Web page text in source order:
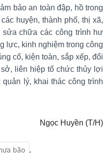
bảo an toàn đập, hồ trong
huyện, thành phố, thị xã,
sửa chữa các công trình hư
lực, kinh nghiệm trong công
cố, kiện toàn, sắp xếp, đổi
liên hiệp tổ chức thủy lợi
lý, khai thác công trình
Ngọc Huyền (T/H)
bão ,